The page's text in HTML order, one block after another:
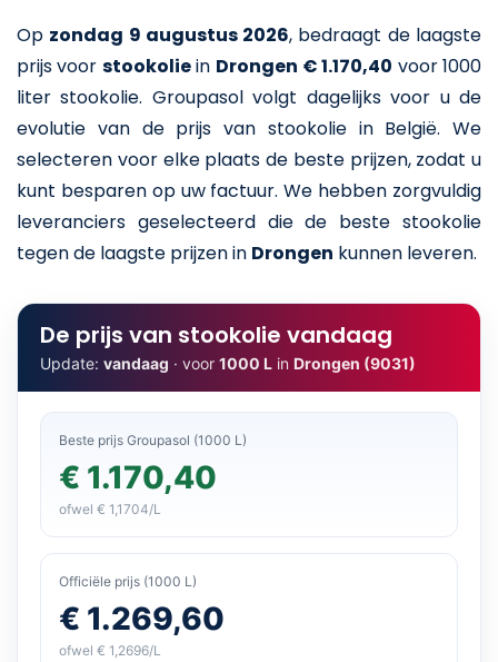
Op zondag 9 augustus 2026, bedraagt de laagste
prijs voor stookoliein Drongen € 1.170,40 voor 1000
liter stookolie. Groupasol volgt dagelijks voor u de
evolutie van de prijs van stookolie in België. We
selecteren voor elke plaats de beste prijzen, zodat u
kunt besparen op uw factuur. We hebben zorgvuldig
leveranciers geselecteerd die de beste stookolie
tegen de laagste prijzen in Drongen kunnen leveren.
De prijs van stookolie vandaag
Update: vandaag · voor 1000 L in Drongen (9031)
Beste prijs Groupasol (1000 L)
€ 1.170,40
ofwel € 1,1704/L
Officiële prijs (1000 L)
€ 1.269,60
ofwel € 1,2696/L